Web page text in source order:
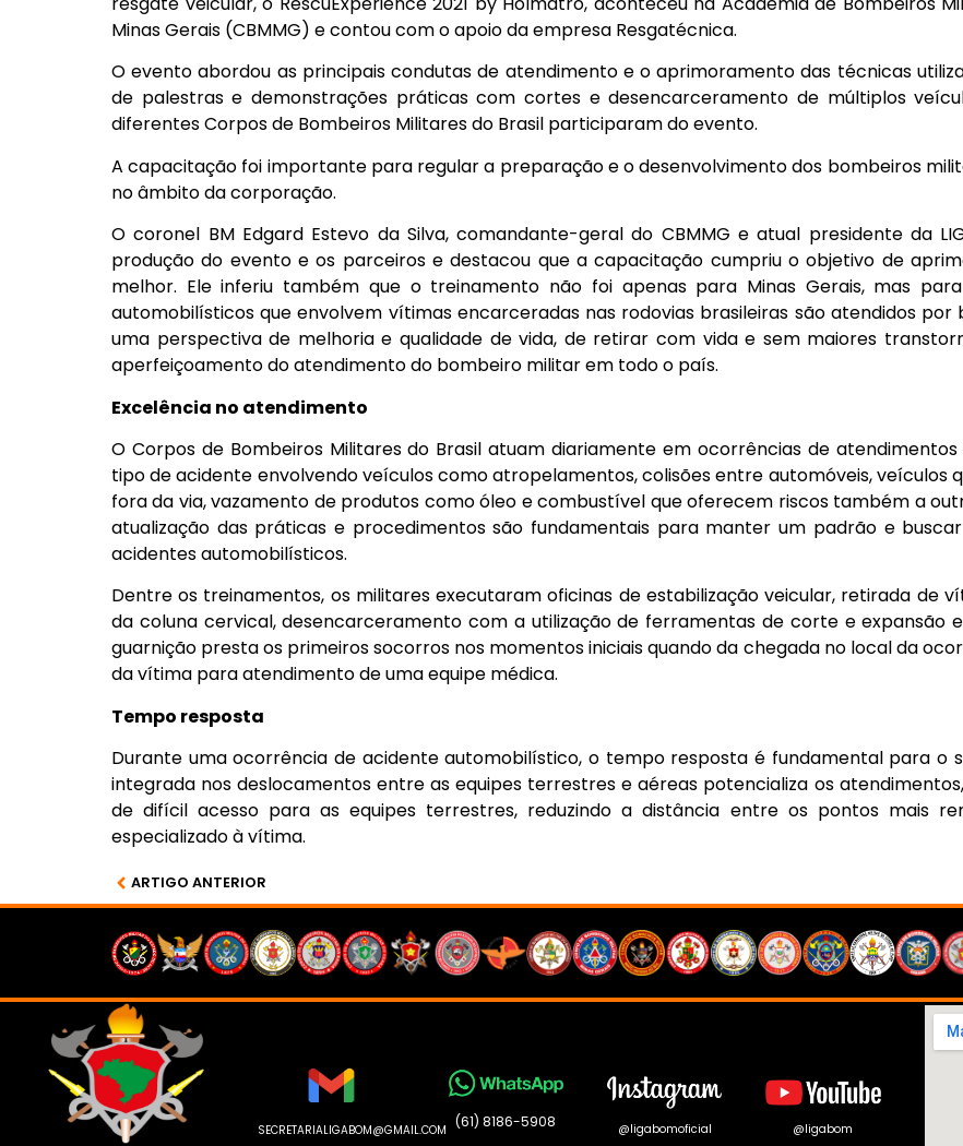
Minas Gerais (CBMMG) e contou com o apoio da empresa Resgatécnica.
O evento abordou as principais condutas de atendimento e o aprimoramento das técnicas
de palestras e demonstrações práticas com cortes e desencarceramento de múltiplos
diferentes Corpos de Bombeiros Militares do Brasil participaram do evento.
A capacitação foi importante para regular a preparação e o desenvolvimento dos bombeiros
no âmbito da corporação.
O coronel BM Edgard Estevo da Silva, comandante-geral do CBMMG e atual presidente da
produção do evento e os parceiros e destacou que a capacitação cumpriu o objetivo de
melhor. Ele inferiu também que o treinamento não foi apenas para Minas Gerais, mas
automobilísticos que envolvem vítimas encarceradas nas rodovias brasileiras são atendidos por
uma perspectiva de melhoria e qualidade de vida, de retirar com vida e sem maiores
aperfeiçoamento do atendimento do bombeiro militar em todo o país.
Excelência no atendimento
O Corpos de Bombeiros Militares do Brasil atuam diariamente em ocorrências de
tipo de acidente envolvendo veículos como atropelamentos, colisões entre automóveis, veículos
fora da via, vazamento de produtos como óleo e combustível que oferecem riscos também a
atualização das práticas e procedimentos são fundamentais para manter um padrão e
acidentes automobilísticos.
Dentre os treinamentos, os militares executaram oficinas de estabilização veicular, retirada de
da coluna cervical, desencarceramento com a utilização de ferramentas de corte e expansão
guarnição presta os primeiros socorros nos momentos iniciais quando da chegada no local da
da vítima para atendimento de uma equipe médica.
Tempo resposta
Durante uma ocorrência de acidente automobilístico, o tempo resposta é fundamental para o
integrada nos deslocamentos entre as equipes terrestres e aéreas potencializa os
de difícil acesso para as equipes terrestres, reduzindo a distância entre os pontos mais
especializado à vítima.
ARTIGO ANTERIOR
SECRETARIALIGABOM@GMAIL.COM (61) 8186-5908 @ligabomoficial @ligabom